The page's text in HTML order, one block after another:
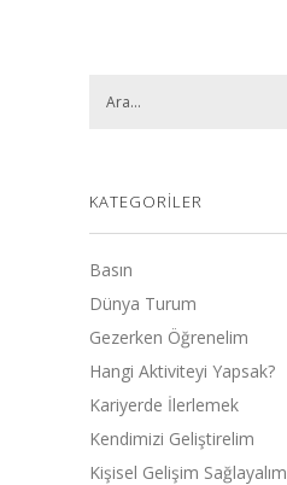
KATEGORILER
Basın
Dünya Turum
Gezerken Öğrenelim
Hangi Aktiviteyi Yapsak?
Kariyerde İlerlemek
Kendimizi Geliştirelim
Kişisel Gelişim Sağlayalım